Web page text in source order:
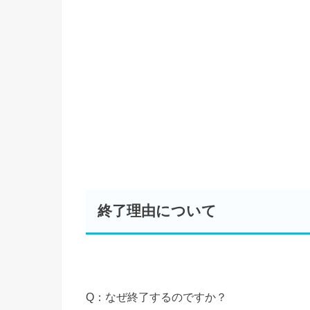
終了理由について
Q：なぜ終了するのですか？